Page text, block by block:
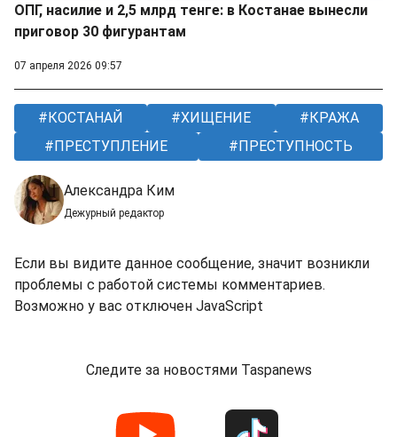
ОПГ, насилие и 2,5 млрд тенге: в Костанае вынесли
приговор 30 фигурантам
07 апреля 2026 09:57
КОСТАНАЙ ХИЩЕНИЕ
КРАЖА
ПРЕСТУПЛЕНИЕ
ПРЕСТУПНОСТЬ
Александра Ким
Дежурный редактор
Если вы видите данное сообщение, значит возникли
проблемы с работой системы комментариев.
Возможно у вас отключен JavaScript
Следите за новостями Taspanews